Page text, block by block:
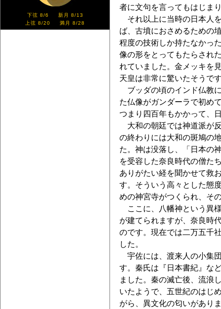
下弦 8/6 新月 8/13
上弦 8/20 満月 8/28
者に文句を言ってもはじま
それ以上に当時の日本人
ば、古墳におさめるための
程度の技術しか持たなかっ
像の形をとってもたらされ
れていました。金メッキを
天皇は非常に驚いたそうで
ブッダの頃のインド仏教
た仏像がガンダーラで初め
つまり四百年もかかって、
大和の朝廷では神道派が
の終わりには大和の斑鳩の
た。神は没落し、「日本の
を受容した奈良時代の僧た
ありがたい経を聞かせて救
す。そういう高々とした態
めの神宮寺がつくられ、そ
ここに、八幡神という異
が建てられますが、奈良時
のです。現在では二万五千
した。
宇佐には、渡来人の小集
す。秦氏は『日本書紀』な
ました。秦の滅亡後、流浪
いたようで、五世紀のはじ
がら、異文化の匂いがあり